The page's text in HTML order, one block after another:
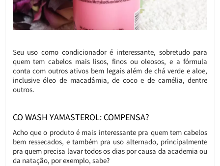
Seu uso como condicionador é interessante, sobretudo para
quem tem cabelos mais lisos, finos ou oleosos, e a fórmula
conta com outros ativos bem legais além de chá verde e aloe,
inclusive óleo de macadâmia, de coco e de camélia, dentre
outros.
CO WASH YAMASTEROL: COMPENSA?
Acho que o produto é mais interessante pra quem tem cabelos
bem ressecados, e também pra uso alternado, principalmente
pra quem precisa lavar todos os dias por causa da academia ou
da natação, por exemplo, sabe?